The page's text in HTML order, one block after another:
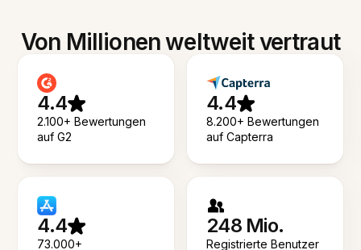
Von Millionen weltweit vertraut
4.4
2.100+ Bewertungen
auf G2
4.4
8.200+ Bewertungen
auf Capterra
4.4
73.000+
248 Mio.
Registrierte Benutzer